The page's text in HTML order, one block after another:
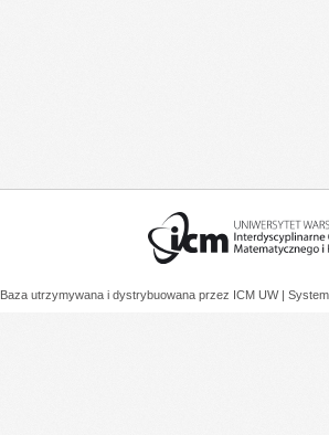
Baza utrzymywana i dystrybuowana przez ICM UW |